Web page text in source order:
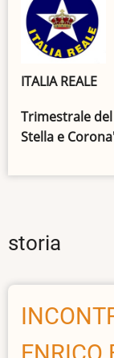
ITALIA REALE
Trimestrale
Stella e
storia